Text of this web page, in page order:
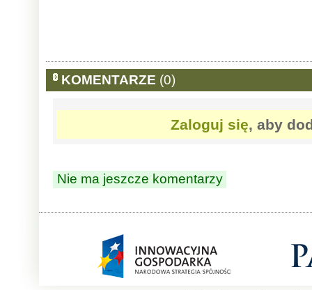
KOMENTARZE (0)
Zaloguj się, aby
Nie ma jeszcze komentarzy